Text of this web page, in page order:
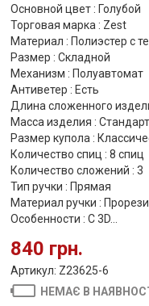
Основной цвет : Голубой
Торговая марка : Zest
Материал : Полиэстер с
Размер : Складной
Механизм : Полуавтомат
Антиветер : Есть
Длина сложенного
Масса изделия :
Размер купола :
Количество спиц : 8 спиц
Количество сложений : 3
Тип ручки : Прямая
Материал ручки :
Особенности : С 3D...
840 грн.
Артикул: Z23625-6
НЕМАЄ В